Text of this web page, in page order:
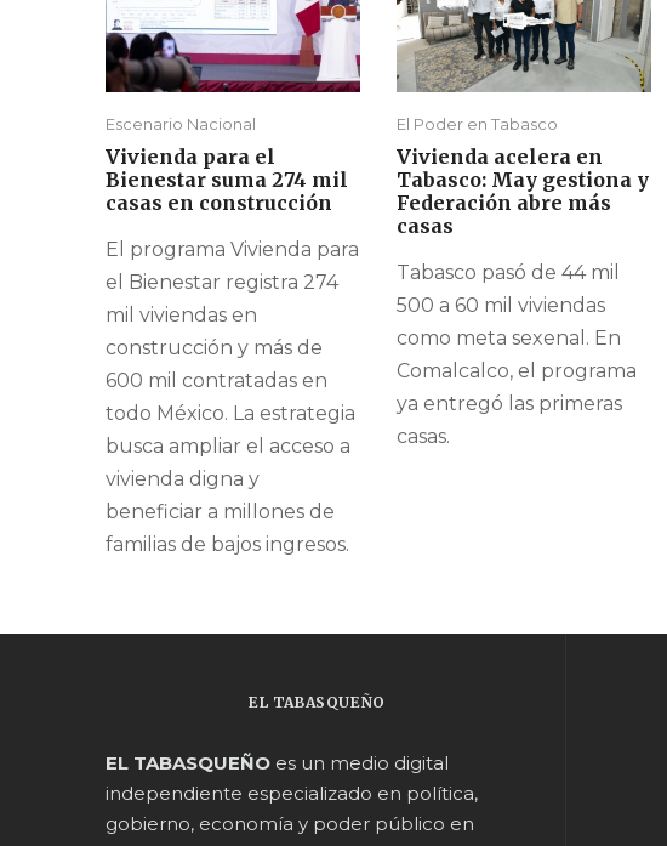
Escenario Nacional
Vivienda para el
Bienestar suma 274 mil
casas en construcción
El programa Vivienda para
el Bienestar registra 274
mil viviendas en
construcción y más de
600 mil contratadas en
todo México. La estrategia
busca ampliar el acceso a
vivienda digna y
beneficiar a millones de
familias de bajos ingresos.
El Poder en Tabasco
Vivienda acelera en
Tabasco: May gestiona y
Federación abre más
casas
Tabasco pasó de 44 mil
500 a 60 mil viviendas
como meta sexenal. En
Comalcalco, el programa
ya entregó las primeras
casas.
EL TABASQUEÑO
EL TABASQUEÑO es un medio digital
independiente especializado en política,
gobierno, economía y poder público en